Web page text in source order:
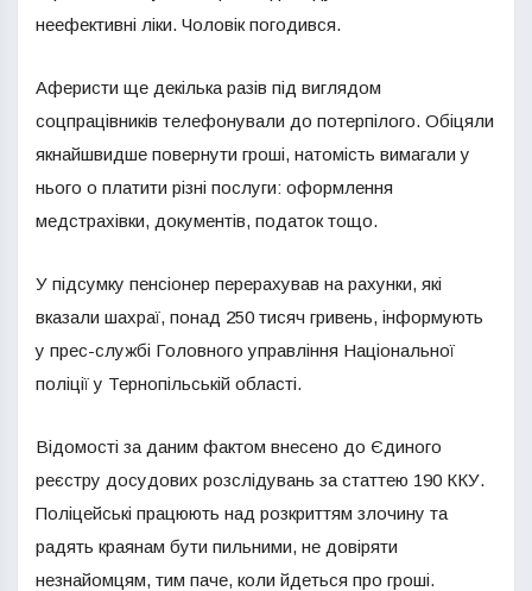
неефективні ліки. Чоловік погодився.
Аферисти ще декілька разів під виглядом
соцпрацівників телефонували до потерпілого. Обіцяли
якнайшвидше повернути гроші, натомість вимагали у
нього о платити різні послуги: оформлення
медстрахівки, документів, податок тощо.
У підсумку пенсіонер перерахував на рахунки, які
вказали шахраї, понад 250 тисяч гривень, інформують
у прес-службі Головного управління Національної
поліції у Тернопільській області.
Відомості за даним фактом внесено до Єдиного
реєстру досудових розслідувань за статтею 190 ККУ.
Поліцейські працюють над розкриттям злочину та
радять краянам бути пильними, не довіряти
незнайомцям, тим паче, коли йдеться про гроші.